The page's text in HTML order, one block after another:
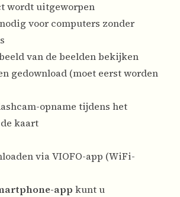
wordt uitgeworpen
voor computers zonder
van de beelden bekijken
gedownload (moet eerst worden
opname tijdens het
kaart
via VIOFO-app (WiFi-
app kunt u